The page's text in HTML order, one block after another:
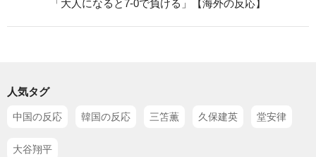
「大人になると7-0で負ける」【海外の反応】
人気タグ
中国の反応 韓国の反応 三笘薫 久保建英 堂安律
大谷翔平